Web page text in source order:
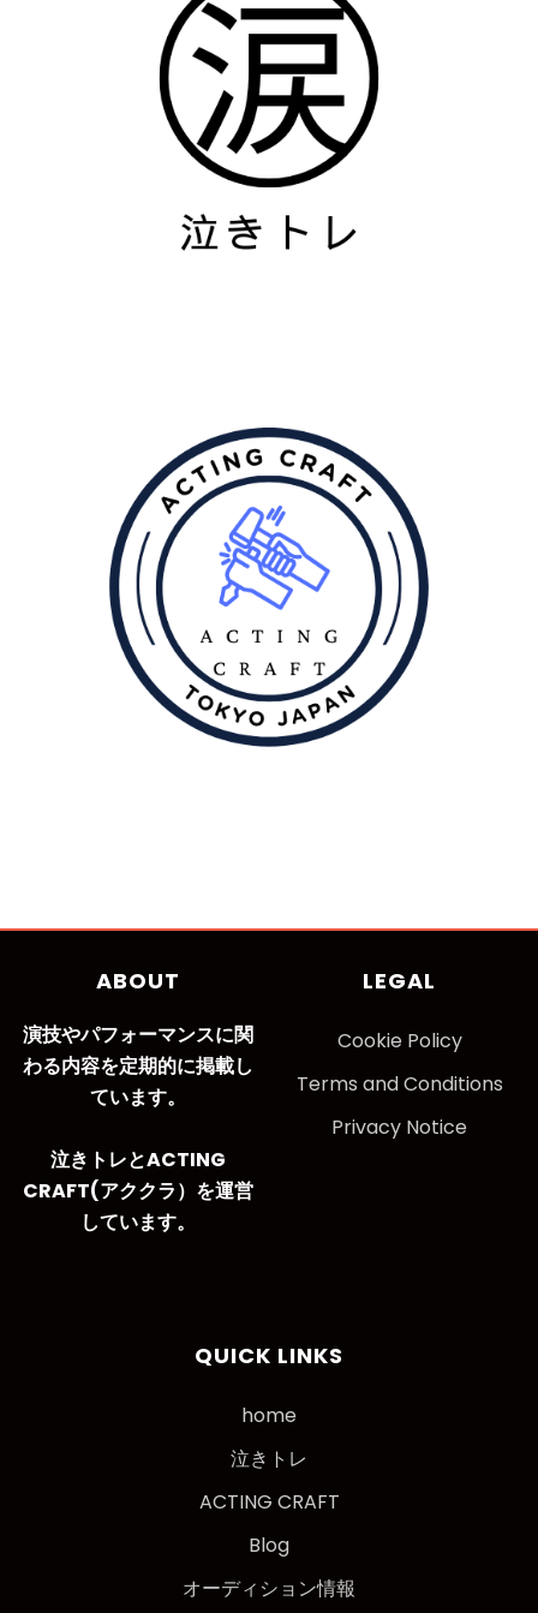
ABOUT
演技やパフォーマンスに関
わる内容を定期的に掲載し
ています。
泣きトレとACTING
CRAFT(アククラ）を運営
しています。
LEGAL
Cookie Policy
Terms and Conditions
Privacy Notice
QUICK LINKS
home
泣きトレ
ACTING CRAFT
Blog
オーディション情報